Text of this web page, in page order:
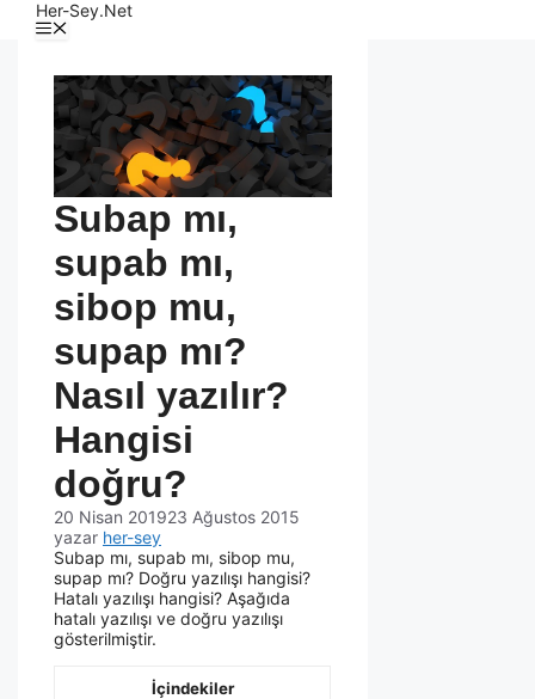
Her-Sey.Net
Subap mı,
supab mı,
sibop mu,
supap mı?
Nasıl yazılır?
Hangisi
doğru?
20 Nisan 201923 Ağustos 2015
yazar her-sey
Subap mı, supab mı, sibop mu,
supap mı? Doğru yazılışı hangisi?
Hatalı yazılışı hangisi? Aşağıda
hatalı yazılışı ve doğru yazılışı
gösterilmiştir.
İçindekiler